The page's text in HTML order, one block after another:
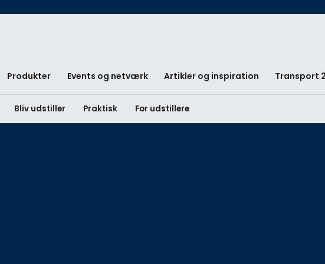
Produkter Events og netværk Artikler og inspiration Transport
Bliv udstiller Praktisk For udstillere